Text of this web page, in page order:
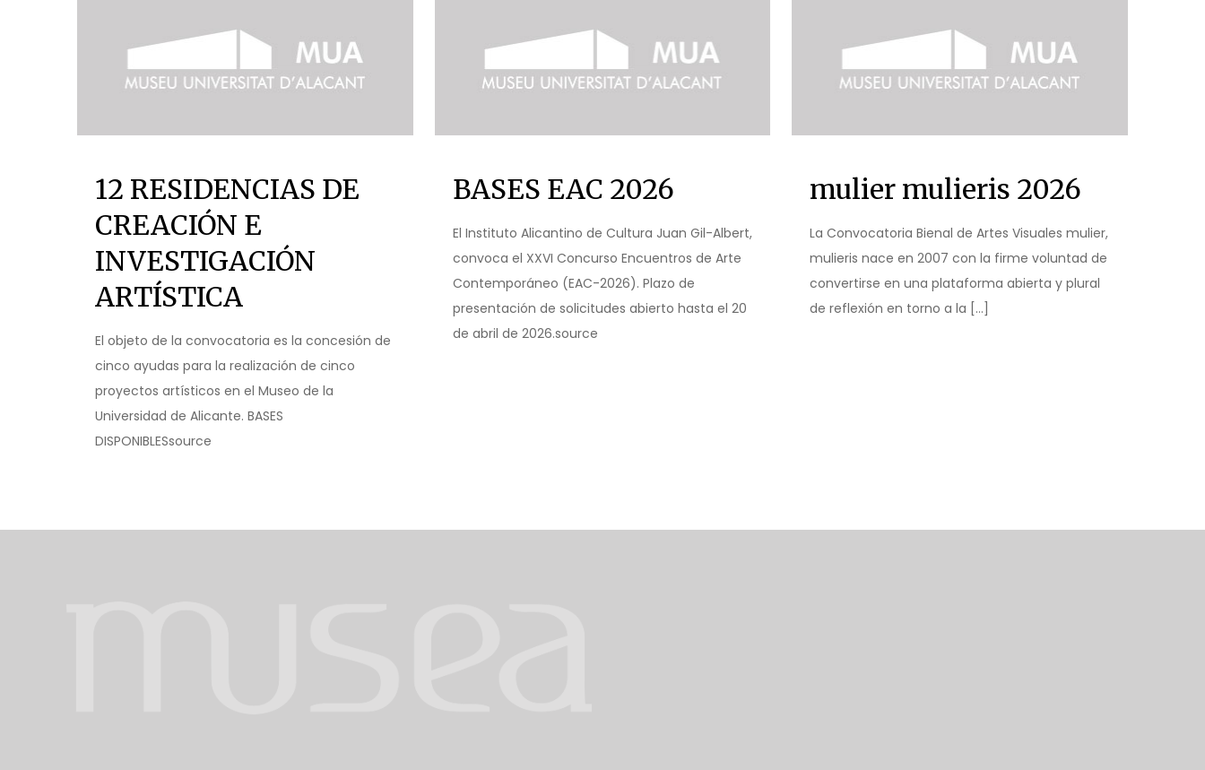
12 RESIDENCIAS DE
CREACIÓN E
INVESTIGACIÓN
ARTÍSTICA
El objeto de la convocatoria es la concesión de
cinco ayudas para la realización de cinco
proyectos artísticos en el Museo de la
Universidad de Alicante. BASES
DISPONIBLESsource
BASES EAC 2026
El Instituto Alicantino de Cultura Juan Gil-Albert,
convoca el XXVI Concurso Encuentros de Arte
Contemporáneo (EAC-2026). Plazo de
presentación de solicitudes abierto hasta el 20
de abril de 2026.source
mulier mulieris 2026
La Convocatoria Bienal de Artes Visuales mulier,
mulieris nace en 2007 con la firme voluntad de
convertirse en una plataforma abierta y plural
de reflexión en torno a la […]